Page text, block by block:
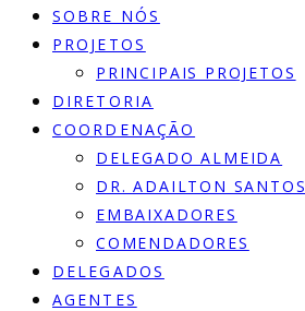
SOBRE NÓS
PROJETOS
PRINCIPAIS PROJETOS
DIRETORIA
COORDENAÇÃO
DELEGADO ALMEIDA
DR. ADAILTON SANTOS
EMBAIXADORES
COMENDADORES
DELEGADOS
AGENTES